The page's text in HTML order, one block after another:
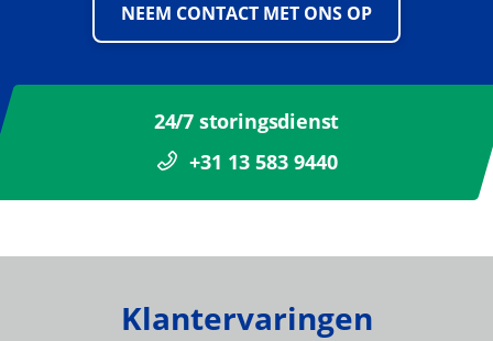
NEEM CONTACT MET ONS OP
24/7 storingsdienst
+31 13 583 9440
Klantervaringen